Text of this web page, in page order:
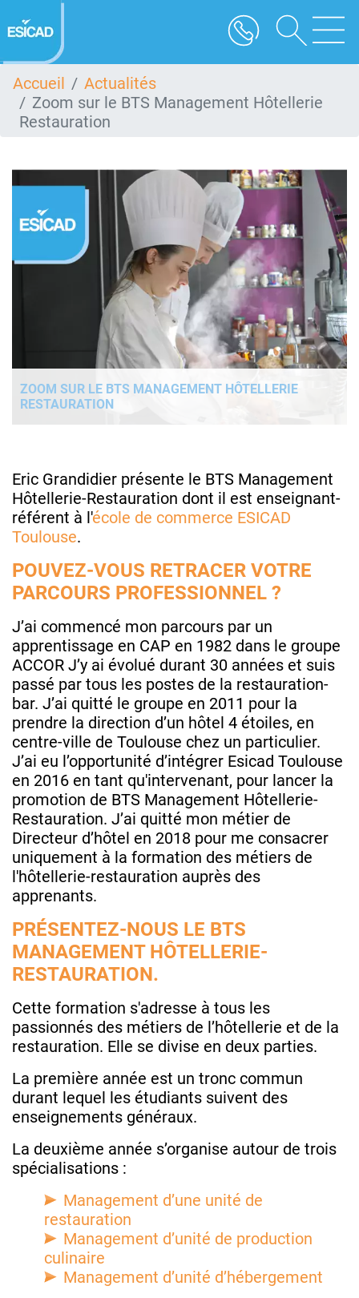
au
contenu
Accueil
Actualités
Zoom sur le BTS Management Hôtellerie
Restauration
ZOOM SUR LE BTS MANAGEMENT HÔTELLERIE
RESTAURATION
Eric Grandidier présente le BTS Management
Hôtellerie-Restauration dont il est enseignant-
référent à l'école de commerce ESICAD
Toulouse.
POUVEZ-VOUS RETRACER VOTRE
PARCOURS PROFESSIONNEL ?
J’ai commencé mon parcours par un
apprentissage en CAP en 1982 dans le groupe
ACCOR J’y ai évolué durant 30 années et suis
passé par tous les postes de la restauration-
bar. J’ai quitté le groupe en 2011 pour la
prendre la direction d’un hôtel 4 étoiles, en
centre-ville de Toulouse chez un particulier.
J’ai eu l’opportunité d’intégrer Esicad Toulouse
en 2016 en tant qu'intervenant, pour lancer la
promotion de BTS Management Hôtellerie-
Restauration. J’ai quitté mon métier de
Directeur d’hôtel en 2018 pour me consacrer
uniquement à la formation des métiers de
l'hôtellerie-restauration auprès des
apprenants.
PRÉSENTEZ-NOUS LE BTS
MANAGEMENT HÔTELLERIE-
RESTAURATION.
Cette formation s'adresse à tous les
passionnés des métiers de l’hôtellerie et de la
restauration. Elle se divise en deux parties.
La première année est un tronc commun
durant lequel les étudiants suivent des
enseignements généraux.
La deuxième année s’organise autour de trois
spécialisations :
Management d’une unité de
restauration
Management d’unité de production
culinaire
Management d’unité d’hébergement